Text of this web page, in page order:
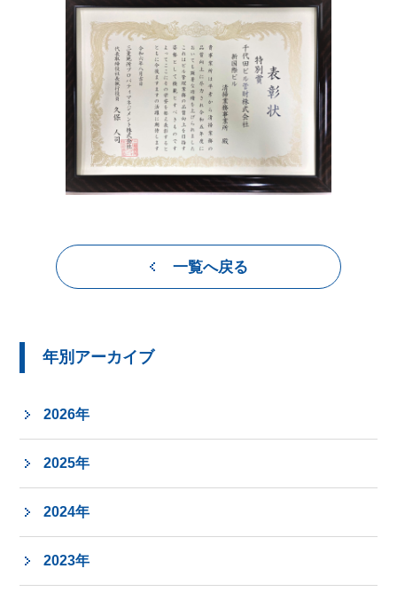
一覧へ戻る
年別アーカイブ
2026年
2025年
2024年
2023年